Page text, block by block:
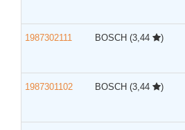
1987302111 BOSCH (3,44 )
1987301102 BOSCH (3,44 )